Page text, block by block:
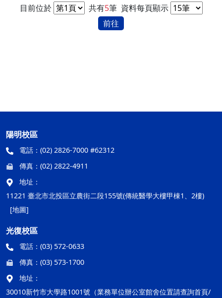
目前位於 共有5筆 資料每頁顯示
前往
陽明校區
電話： (02) 2826-7000 #62312
傳真： (02) 2822-4911
地址：
11221 臺北市北投區立農街二段155號(傳統醫學大樓甲棟1、2樓)
[地圖]
光復校區
電話： (03) 572-0633
傳真： (03) 573-1700
地址：
30010新竹市大學路1001號（業務單位辦公室館舍位置請查詢首頁/